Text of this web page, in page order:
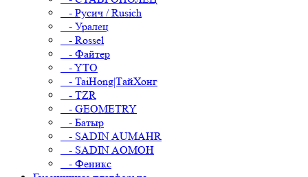
- Русич / Rusich
- Уралец
- Rossel
- Файтер
- YTO
- TaiHong|ТайХонг
- TZR
- GEOMETRY
- Батыр
- SADIN AUMAHR
- SADIN AOMOH
- Феникс